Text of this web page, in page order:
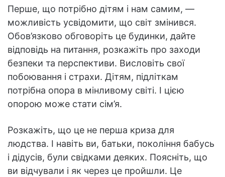
Перше, що потрібно дітям і нам самим, —
можливість усвідомити, що світ змінився.
Обов’язково обговоріть це будинки, дайте
відповідь на питання, розкажіть про заходи
безпеки та перспективи. Висловіть свої
побоювання і страхи. Дітям, підліткам
потрібна опора в мінливому світі. І цією
опорою може стати сім’я.
Розкажіть, що це не перша криза для
людства. І навіть ви, батьки, покоління бабусь
і дідусів, були свідками деяких. Поясніть, що
ви відчували і як через це пройшли. Це